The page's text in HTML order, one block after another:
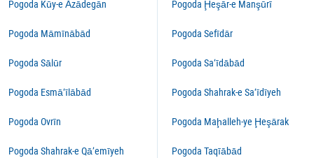
Pogoda Kūy-e Āzādegān
Pogoda Māmīnābād
Pogoda Sālūr
Pogoda Esmā‘īlābād
Pogoda Ovrīn
Pogoda Shahrak-e Qā’emīyeh
Pogoda Ḩeşār-e Manşūrī
Pogoda Sefīdār
Pogoda Sa‘īdābād
Pogoda Shahrak-e Sa‘īdīyeh
Pogoda Maḩalleh-ye Ḩeşārak
Pogoda Taqīābād